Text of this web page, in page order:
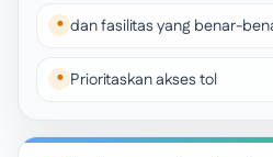
dan fasilitas yang benar-
Prioritaskan akses tol